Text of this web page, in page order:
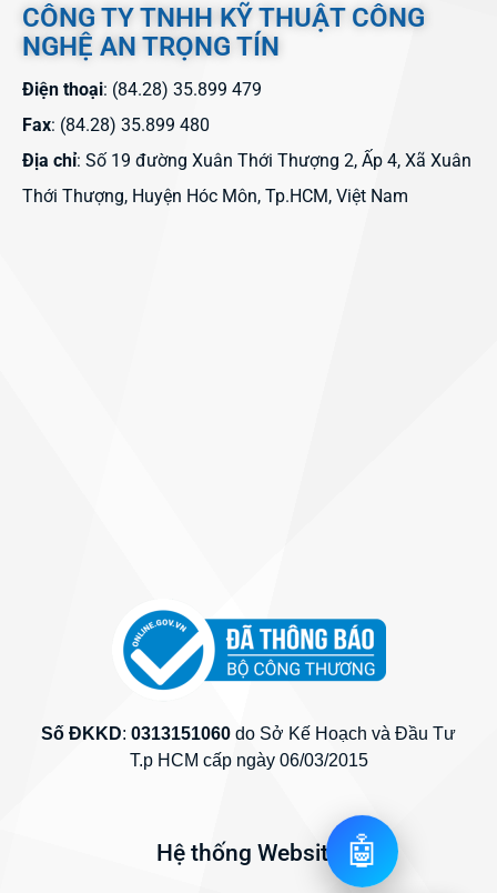
CÔNG TY TNHH KỸ THUẬT CÔNG
NGHỆ AN TRỌNG TÍN
Điện thoại: (84.28) 35.899 479
Fax: (84.28) 35.899 480
Địa chỉ: Số 19 đường Xuân Thới Thượng 2, Ấp 4, Xã Xuân
Thới Thượng, Huyện Hóc Môn, Tp.HCM, Việt Nam
Số ĐKKD: 0313151060 do Sở Kế Hoạch và Đầu Tư
T.p HCM cấp ngày 06/03/2015
Hệ thống Website 🤖